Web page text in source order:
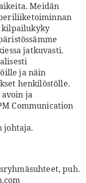
Meidän
kilpailukyky
jatkuvasti.
ja näin
henkilöstölle.
ja
Communication
johtaja.
puh.